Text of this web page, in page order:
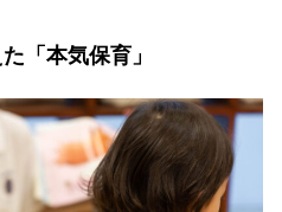
「本気保育」